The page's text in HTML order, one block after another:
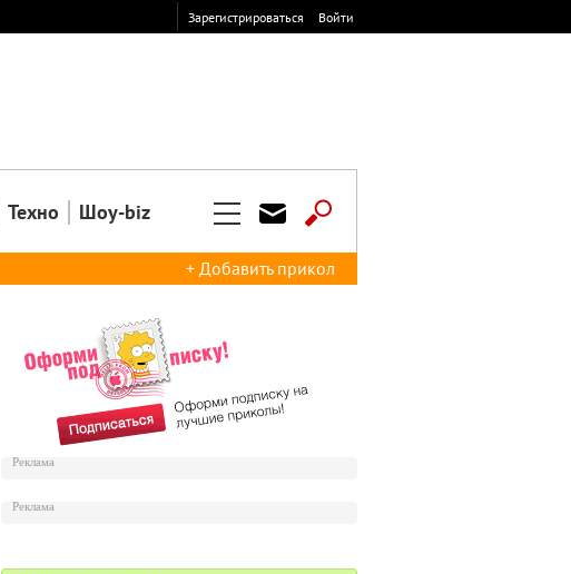
Зарегистрироваться Войти
Техно Шоу-biz
+ Добавить прикол
Реклама
Реклама